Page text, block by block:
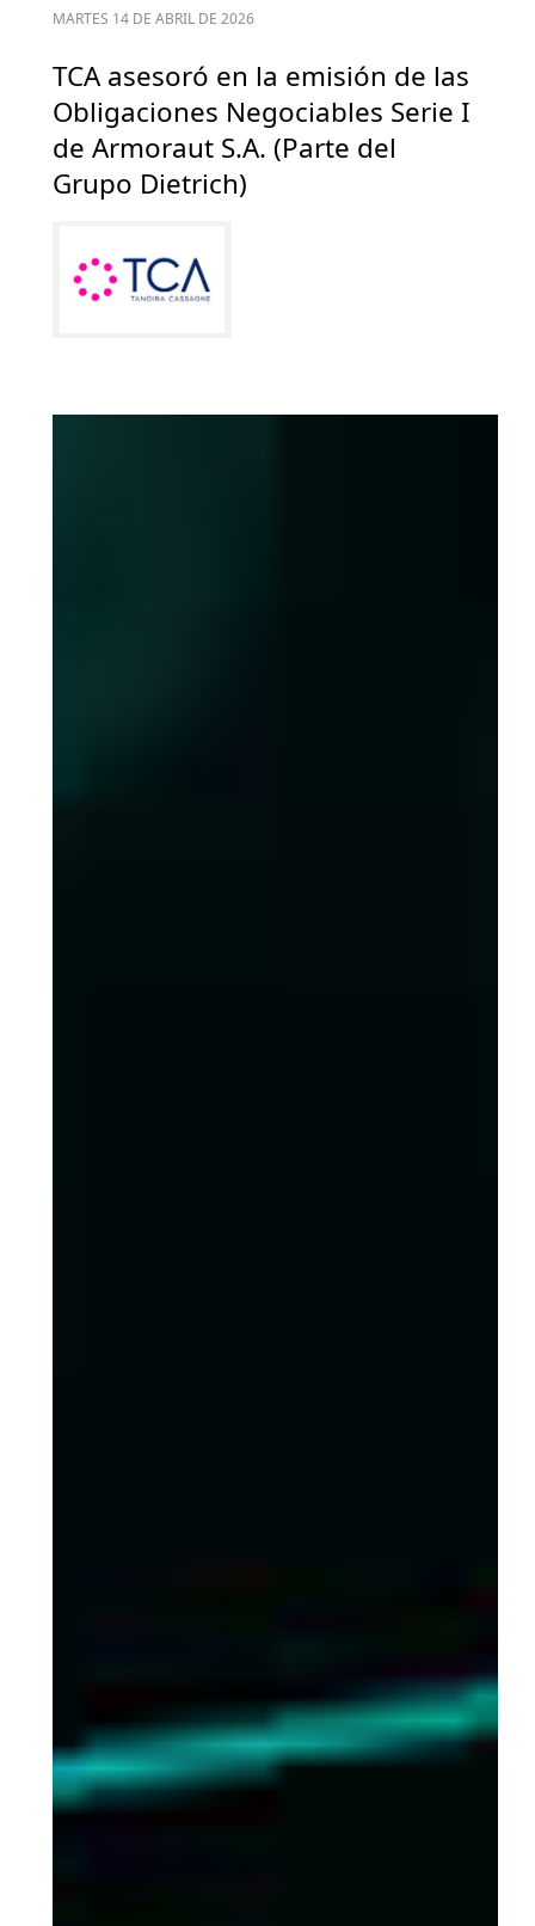
MARTES 14 DE ABRIL DE 2026
TCA asesoró en la emisión de las
Obligaciones Negociables Serie I
de Armoraut S.A. (Parte del
Grupo Dietrich)